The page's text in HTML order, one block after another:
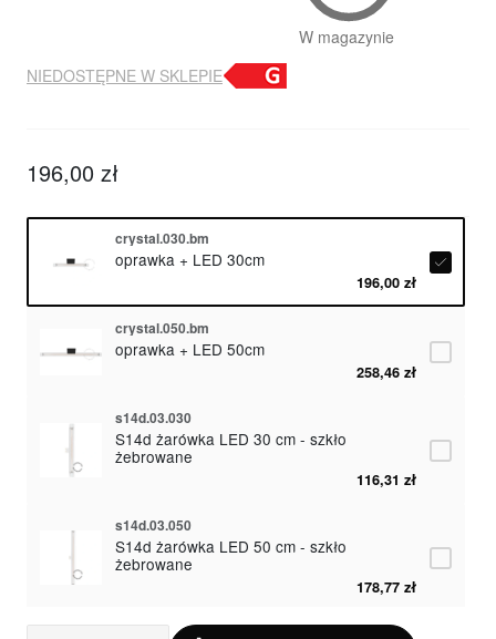
W magazynie
NIEDOSTĘPNE W SKLEPIE
196,00 zł
crystal.030.bm
oprawka + LED 30cm
196,00 zł
crystal.050.bm
oprawka + LED 50cm
258,46 zł
s14d.03.030
S14d żarówka LED 30 cm - szkło
żebrowane
116,31 zł
s14d.03.050
S14d żarówka LED 50 cm - szkło
żebrowane
178,77 zł